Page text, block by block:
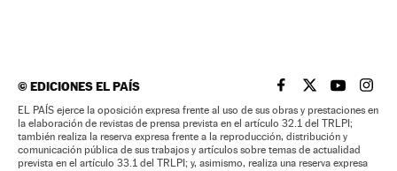
©EDICIONES EL PAÍS EL PAÍS BRASIL EN
EL PAÍSEL PAÍS
EL
EL PAÍS ejerce la oposición expresa frente al uso de sus obras y prestaciones en
la elaboración de revistas de prensa prevista en el artículo 32.1 del TRLPI;
también realiza la reserva expresa frente a la reproducción, distribución y
comunicación pública de sus trabajos y artículos sobre temas de actualidad
prevista en el artículo 33.1 del TRLPI; y, asimismo, realiza una reserva expresa